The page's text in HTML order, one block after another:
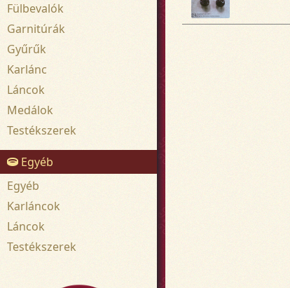
Fülbevalók
Garnitúrák
Gyűrűk
Karlánc
Láncok
Medálok
Testékszerek
Egyéb
Egyéb
Karláncok
Láncok
Testékszerek